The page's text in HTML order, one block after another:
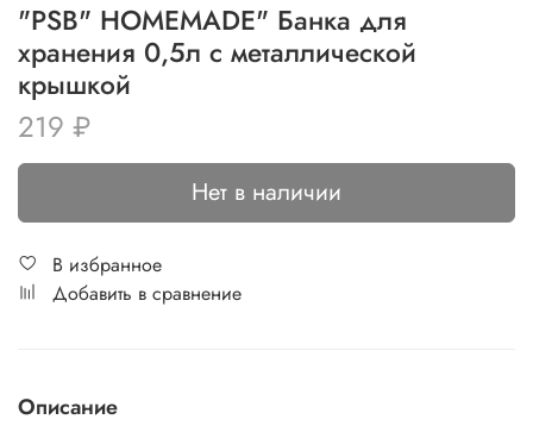
"PSB" HOMEMADE" Банка для
хранения 0,5л с металлической
крышкой
219 ₽
Нет в наличии
В избранное
Добавить в сравнение
Описание